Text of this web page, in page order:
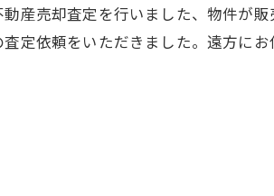
産売却査定を行いました、物件が
定依頼をいただきました。遠方に